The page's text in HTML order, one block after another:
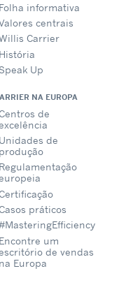
informativa
centrais
Carrier
Up
NA EUROPA
de
de
práticos
um
de vendas
Europa